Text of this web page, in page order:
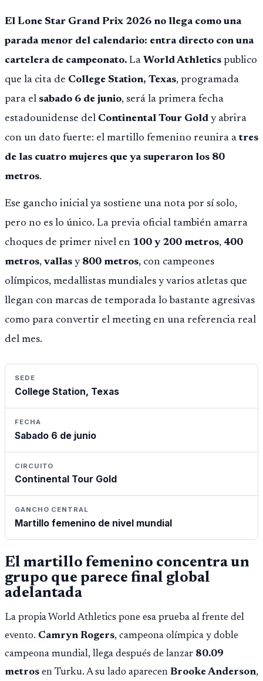
El Lone Star Grand Prix 2026 no llega como una
parada menor del calendario: entra directo con una
cartelera de campeonato. La World Athletics publico
que la cita de College Station, Texas, programada
para el sabado 6 de junio, será la primera fecha
estadounidense del Continental Tour Gold y abrira
con un dato fuerte: el martillo femenino reunira atres
de las cuatro mujeres que ya superaron los 80
metros.
Ese gancho inicial ya sostiene una nota por sí solo,
pero no es lo único. La previa oficial también amarra
choques de primer nivel en 100 y 200 metros, 400
metros, vallas y 800 metros, con campeones
olímpicos, medallistas mundiales y varios atletas que
llegan con marcas de temporada lo bastante agresivas
como para convertir el meeting en una referencia real
del mes.
SEDE
College Station, Texas
FECHA
Sabado 6 de junio
CIRCUITO
Continental Tour Gold
GANCHO CENTRAL
Martillo femenino de nivel mundial
El martillo femenino concentra un
grupo que parece final global
adelantada
La propia World Athletics pone esa prueba al frente del
evento. Camryn Rogers, campeona olímpica y doble
campeona mundial, llega después de lanzar 80.09
metros en Turku. A su lado aparecen Brooke Anderson,